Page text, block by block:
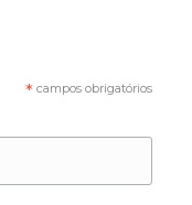
* campos obrigatórios